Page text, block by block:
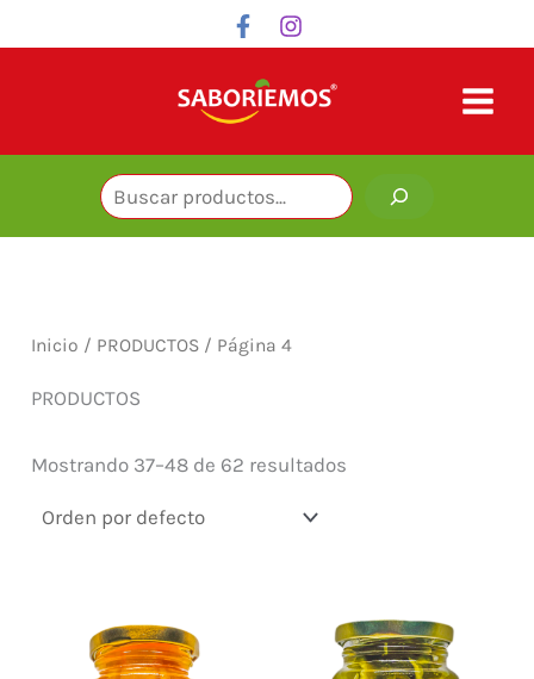
al
Inicio / PRODUCTOS / Página 4
PRODUCTOS
Mostrando 37–48 de 62 resultados
Buscar